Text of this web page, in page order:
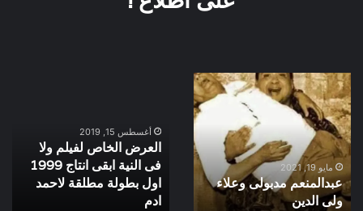
عبدالمنعم
مدبولى
وعلاء
ولى
الدين
مايو 19, 2021
عبدالمنعم مدبولى وعلاء
ولى الدين
ولا
فى
النية
ابقى
انتاج
أغسطس 15, 2019
العرض الخاص لفيلم ولا
فى النية ابقى انتاج 1999
اول بطولة مطلقة لاحمد
ادم